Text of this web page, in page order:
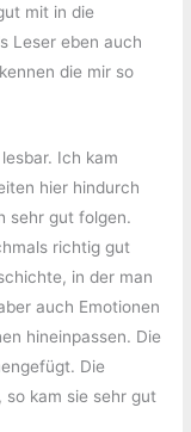
mit in die
Leser eben auch
die mir so
Ich kam
hier hindurch
sehr gut folgen.
richtig gut
in der man
auch Emotionen
hineinpassen. Die
Die
kam sie sehr gut